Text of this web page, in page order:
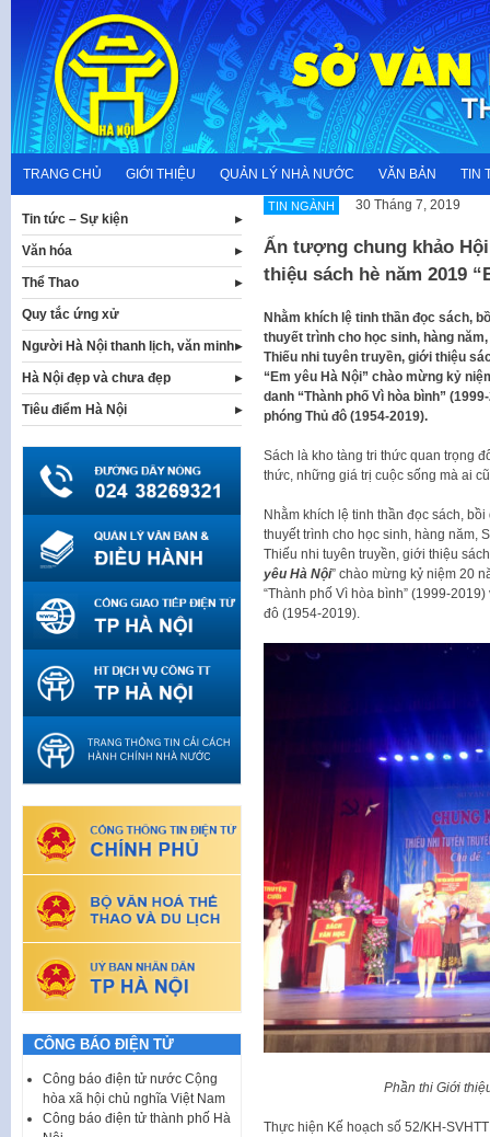
content
TRANG CHỦ GIỚI THIỆU QUẢN LÝ NHÀ NƯỚC VĂN BẢN TIN
TIN NGÀNH 30 Tháng 7, 2019
Ấn tượng chung khảo
thiệu sách hè năm 2019
Nhằm khích lệ tinh thần đọc sách,
thuyết trình cho học sinh, hàng
Thiếu nhi tuyên truyền, giới thiệu
“Em yêu Hà Nội” chào mừng kỷ
danh “Thành phố Vì hòa bình”
phóng Thủ đô (1954-2019).
Sách là kho tàng tri thức quan trọng
thức, những giá trị cuộc sống mà ai
Nhằm khích lệ tinh thần đọc sách,
thuyết trình cho học sinh, hàng năm,
Thiếu nhi tuyên truyền, giới thiệu
yêu Hà Nội” chào mừng kỷ niệm 20
“Thành phố Vì hòa bình” (1999-
đô (1954-2019).
Phần thi Giới
Thực hiện Kế hoạch số 52/KH-
Tin tức – Sự kiện
Văn hóa
Thể Thao
Quy tắc ứng xử
Người Hà Nội thanh lịch, văn minh
Hà Nội đẹp và chưa đẹp
Tiêu điểm Hà Nội
CÔNG BÁO ĐIỆN TỬ
Công báo điện tử nước Cộng
hòa xã hội chủ nghĩa Việt Nam
Công báo điện tử thành phố Hà